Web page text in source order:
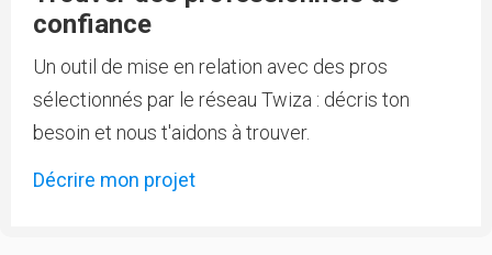
confiance
Un outil de mise en relation avec des pros
sélectionnés par le réseau Twiza : décris ton
besoin et nous t'aidons à trouver.
Décrire mon projet